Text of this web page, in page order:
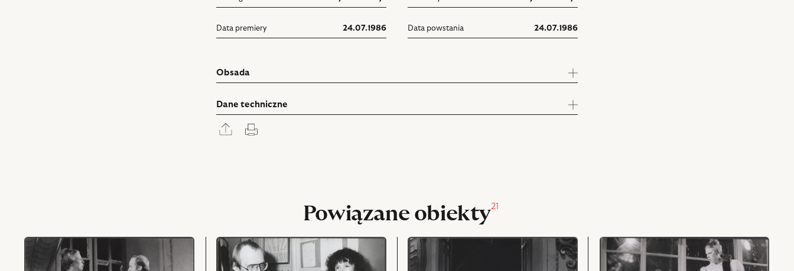
Data premiery 24.07.1986 Data powstania 24.07.1986
Obsada
Dane techniczne
Rozwiń
panel
Powiązane obiekty21
przejdź
do
obiektu
przejdź
obiektu
przejdź
do
obiektu
przejdź
do
obiektu